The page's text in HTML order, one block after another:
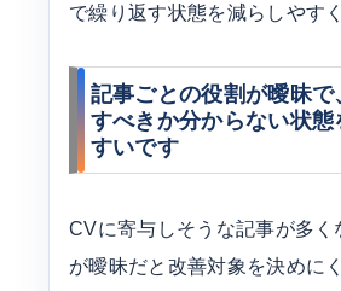
で繰り返す状態を減らしやす
記事ごとの役割が曖昧で
すべきか分からない状態
すいです
CVに寄与しそうな記事が多く
が曖昧だと改善対象を決めに